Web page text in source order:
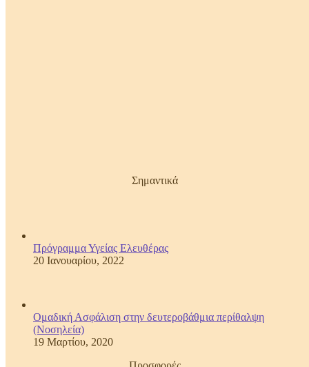
Σημαντικά
Πρόγραμμα Υγείας Ελευθέρας
20 Ιανουαρίου, 2022
Ομαδική Ασφάλιση στην δευτεροβάθμια περίθαλψη
(Νοσηλεία)
19 Μαρτίου, 2020